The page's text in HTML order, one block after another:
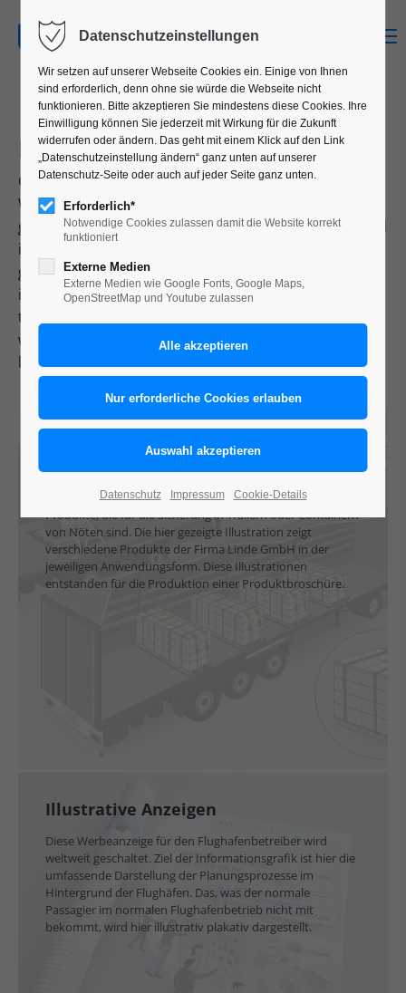
INFOGRAFIK
Ob für Geschäftsberichte oder einfach nur
Wegbeschreibungen auf Internetseiten — individuell
gestaltete Grafiken im Stil des Corporate-Designs sind
immer ein interessanter Eyecatcher. Aber auch gut
gestaltete Balken- oder Tortendiagramme können
illustrativ gestaltet werden, sodass auch hier die
trockensten Inhalte ansprechend und unterhaltsam
wiedergegeben werden. Lassen Sie sich durch
kreative Umsetzungen überraschen.
Ladungssicherung:
Dieses Beispiel für Ladungssicherung zeigt verschiedene
Produkte, die für die Sicherung in Trailern oder Containern
von Nöten sind. Die hier gezeigte Illustration zeigt
verschiedene Produkte der Firma Linde GmbH in der
jeweiligen Anwendungsform. Diese Illustrationen
entstanden für die Produktion einer Produktbroschüre.
Illustrative Anzeigen
Diese Werbeanzeige für den Flughafenbetreiber wird
weltweit geschaltet. Ziel der Informationsgrafik ist hier die
umfassende Darstellung der Planungsprozesse im
Hintergrund der Flughäfen. Das, was der normale
Passagier im normalen Flughafenbetrieb nicht mit
bekommt, wird hier illustrativ plakativ dargestellt.
Datenschutzeinstellungen
Wir setzen auf unserer Webseite Cookies ein. Einige von Ihnen
sind erforderlich, denn ohne sie würde die Webseite nicht
funktionieren. Bitte akzeptieren Sie mindestens diese Cookies. Ihre
Einwilligung können Sie jederzeit mit Wirkung für die Zukunft
widerrufen oder ändern. Das geht mit einem Klick auf den Link
„Datenschutzeinstellung ändern“ ganz unten auf unserer
Datenschutz-Seite oder auch auf jeder Seite ganz unten.
Erforderlich*
Notwendige Cookies zulassen damit die Website korrekt
funktioniert
Externe Medien
Externe Medien wie Google Fonts, Google Maps,
OpenStreetMap und Youtube zulassen
Datenschutz Impressum Cookie-Details